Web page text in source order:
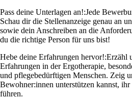
Pass deine Unterlagen an!:Jede
Schau dir die Stellenanzeige genau an
sowie dein Anschreiben an die
du die richtige Person für uns bist!
Hebe deine Erfahrungen hervor!:Erzähl
Erfahrungen in der Ergotherapie,
und pflegebedürftigen Menschen. Zeig
Bewohner:innen unterstützen kannst, ihr
führen.